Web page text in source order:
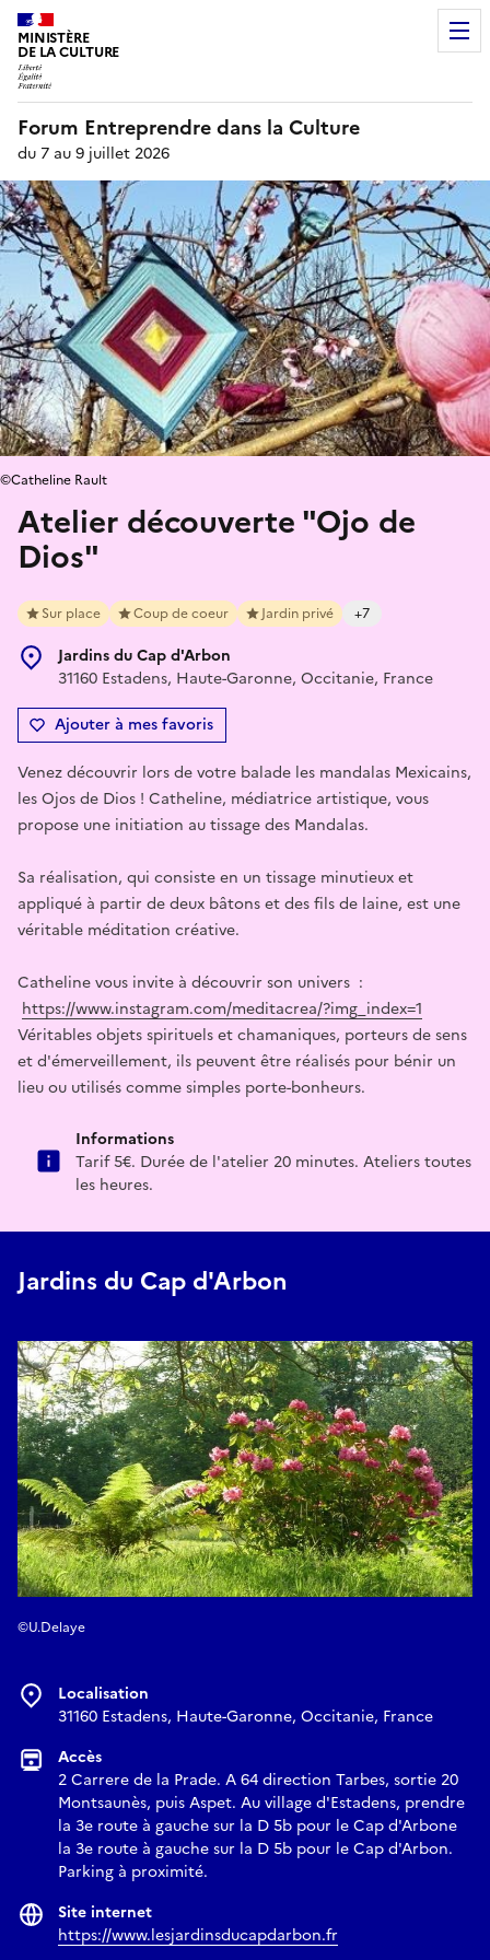
MINISTÈRE
DE LA CULTURE
Forum Entreprendre dans la Culture
du 7 au 9 juillet 2026
Atelier découverte "Ojo de
Dios"
Sur place Coup de coeur Jardin privé +7
Jardins du Cap d'Arbon
31160 Estadens, Haute-Garonne, Occitanie, France
Ajouter à mes favoris
©Catheline Rault
Venez découvrir lors de votre balade les mandalas Mexicains,
les Ojos de Dios ! Catheline, médiatrice artistique, vous
propose une initiation au tissage des Mandalas.
Sa réalisation, qui consiste en un tissage minutieux et
appliqué à partir de deux bâtons et des fils de laine, est une
véritable méditation créative.
Catheline vous invite à découvrir son univers :
https://www.instagram.com/meditacrea/?img_index=1
Véritables objets spirituels et chamaniques, porteurs de sens
et d'émerveillement, ils peuvent être réalisés pour bénir un
lieu ou utilisés comme simples porte-bonheurs.
Informations
Tarif 5€. Durée de l'atelier 20 minutes. Ateliers toutes
les heures.
Jardins du Cap d'Arbon
©U.Delaye
Localisation
31160 Estadens, Haute-Garonne, Occitanie, France
Accès
2 Carrere de la Prade. A 64 direction Tarbes, sortie 20
Montsaunès, puis Aspet. Au village d'Estadens, prendre
la 3e route à gauche sur la D 5b pour le Cap d'Arbone
la 3e route à gauche sur la D 5b pour le Cap d'Arbon.
Parking à proximité.
Site internet
https://www.lesjardinsducapdarbon.fr